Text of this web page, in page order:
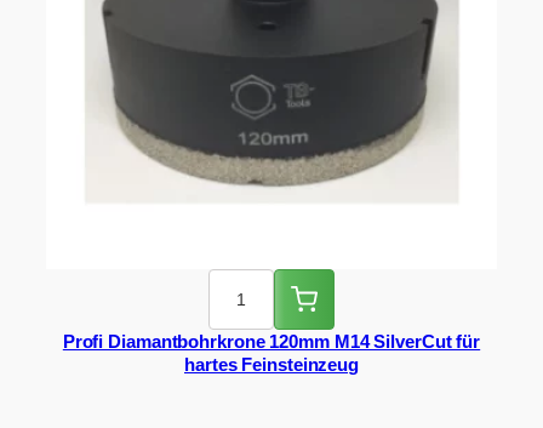
Profi Diamantbohrkrone 120mm M14 SilverCut für
hartes Feinsteinzeug